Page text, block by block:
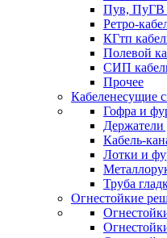
Пув, ПуГВ
Ретро-
КГтп
Полевой
СИП
Прочее
Кабеленесущие
Гофра и
Кабель-
Лотки и
Труба
Огнестойкие